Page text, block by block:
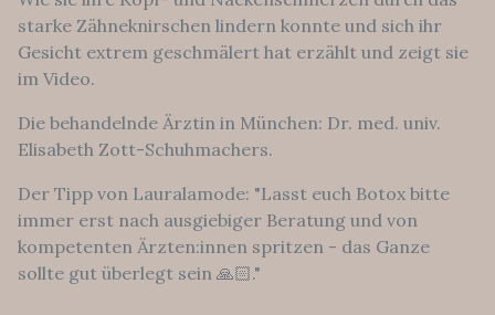
starke Zähneknirschen lindern konnte und sich ihr
Gesicht extrem geschmälert hat erzählt und zeigt sie
im Video.
Die behandelnde Ärztin in München: Dr. med. univ.
Elisabeth Zott-Schuhmachers.
Der Tipp von Lauralamode: "Lasst euch Botox bitte
immer erst nach ausgiebiger Beratung und von
kompetenten Ärzten:innen spritzen - das Ganze
sollte gut überlegt sein 🙏🏻."